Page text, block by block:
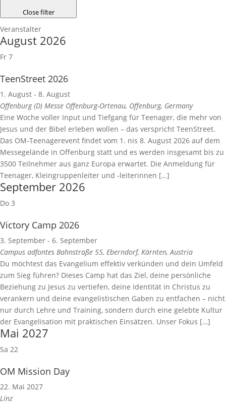
Close filter
Veranstalter
August 2026
Fr 7
TeenStreet 2026
1. August - 8. August
Offenburg (D) Messe Offenburg-Ortenau, Offenburg, Germany
Eine Woche voller Input und Tiefgang für Teenager, die mehr von
Jesus und der Bibel erleben wollen – das verspricht TeenStreet.
Das OM-Teenagerevent findet vom 1. nis 8. August 2026 auf dem
Messegelände in Offenburg statt und es werden insgesamt bis zu
3500 Teilnehmer aus ganz Europa erwartet. Die Anmeldung für
Teenager, Kleingruppenleiter und -leiterinnen […]
September 2026
Do 3
Victory Camp 2026
3. September - 6. September
Campus adfontes Bahnstraße 55, Eberndorf, Kärnten, Austria
Du möchtest das Evangelium effektiv verkünden und dein Umfeld
zum Sieg führen? Dieses Camp hat das Ziel, deine persönliche
Beziehung zu Jesus zu vertiefen, deine Identität in Christus zu
verankern und deine evangelistischen Gaben zu entfachen – nicht
nur durch Lehre und Training, sondern durch eine gelebte Kultur
der Evangelisation mit praktischen Einsätzen. Unser Fokus […]
Mai 2027
Sa 22
OM Mission Day
22. Mai 2027
Linz